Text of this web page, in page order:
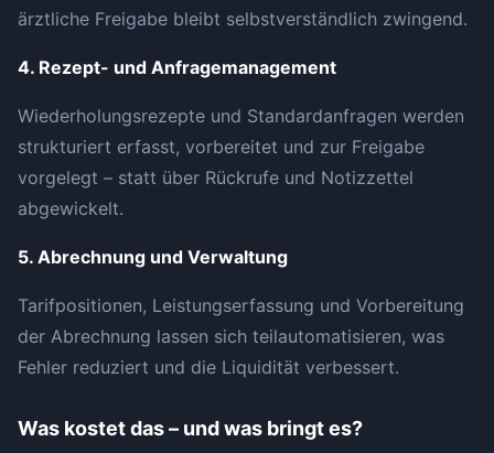
ärztliche Freigabe bleibt selbstverständlich zwingend.
4. Rezept- und Anfragemanagement
Wiederholungsrezepte und Standardanfragen werden
strukturiert erfasst, vorbereitet und zur Freigabe
vorgelegt – statt über Rückrufe und Notizzettel
abgewickelt.
5. Abrechnung und Verwaltung
Tarifpositionen, Leistungserfassung und Vorbereitung
der Abrechnung lassen sich teilautomatisieren, was
Fehler reduziert und die Liquidität verbessert.
Was kostet das – und was bringt es?